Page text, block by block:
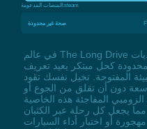
المنصات المدعومة:steam
صحة غير محدودة
في عالم The Long Drive حيث تلتقي متعة القيادة بالتحديات
كحل مبتكر يعيد تعريف
المفتوحة. تخيل نفسك تقود
دون أن تقلق من الجوع أو
المفاجئة هذه الخاصية
يجعل كل رحلة عبر الكثبان
أو اختبار أداء السيارات